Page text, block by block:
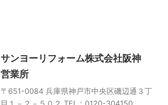
サンヨーリフォーム株式会社阪神
営業所
〒651-0084 兵庫県神戸市中央区磯辺通３丁